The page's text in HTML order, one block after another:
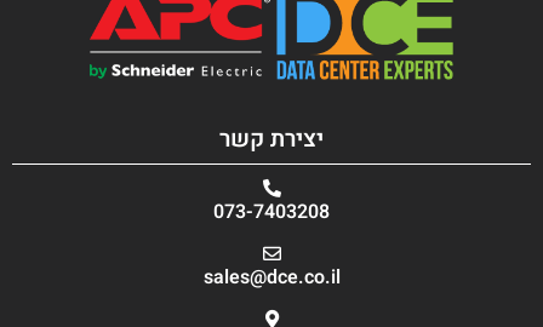
יצירת קשר
073-7403208
sales@dce.co.il